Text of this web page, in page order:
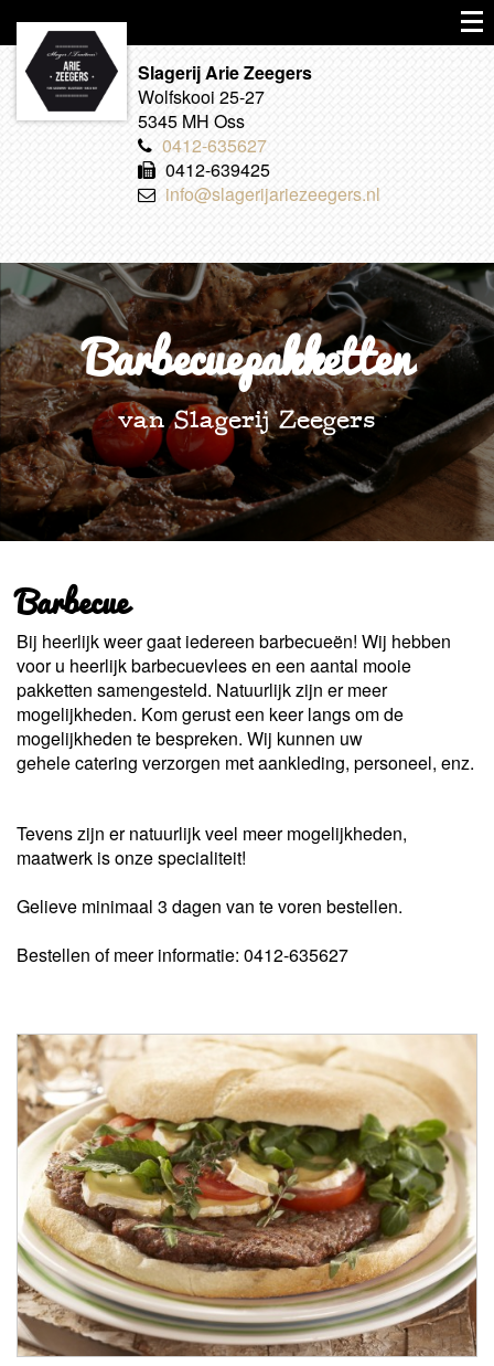
Slagerij Arie Zeegers
Wolfskooi 25-27
5345 MH Oss
0412-635627
0412-639425
info@slagerijariezeegers.nl
Barbecuepakketten
van Slagerij Zeegers
Barbecue
Bij heerlijk weer gaat iedereen barbecueën! Wij hebben
voor u heerlijk barbecuevlees en een aantal mooie
pakketten samengesteld. Natuurlijk zijn er meer
mogelijkheden. Kom gerust een keer langs om de
mogelijkheden te bespreken. Wij kunnen uw
gehele catering verzorgen met aankleding, personeel, enz.
Tevens zijn er natuurlijk veel meer mogelijkheden,
maatwerk is onze specialiteit!
Gelieve minimaal 3 dagen van te voren bestellen.
Bestellen of meer informatie: 0412-635627